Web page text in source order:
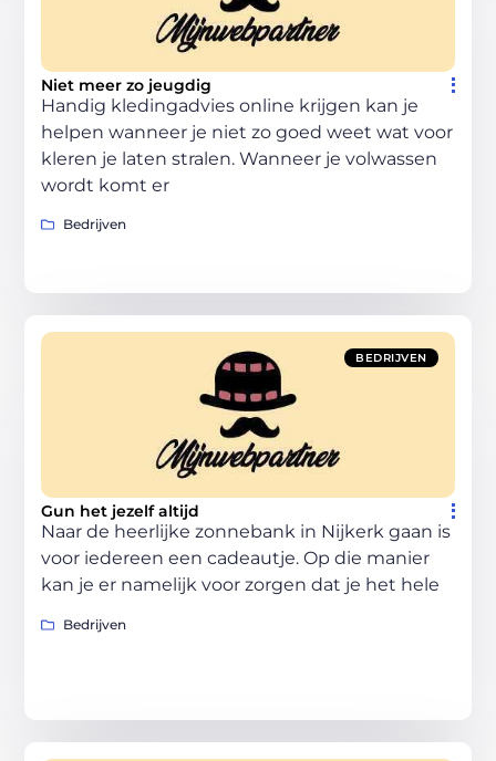
Niet meer zo jeugdig
Handig kledingadvies online krijgen kan je
helpen wanneer je niet zo goed weet wat voor
kleren je laten stralen. Wanneer je volwassen
wordt komt er
Bedrijven
BEDRIJVEN
Gun het jezelf altijd
Naar de heerlijke zonnebank in Nijkerk gaan is
voor iedereen een cadeautje. Op die manier
kan je er namelijk voor zorgen dat je het hele
Bedrijven